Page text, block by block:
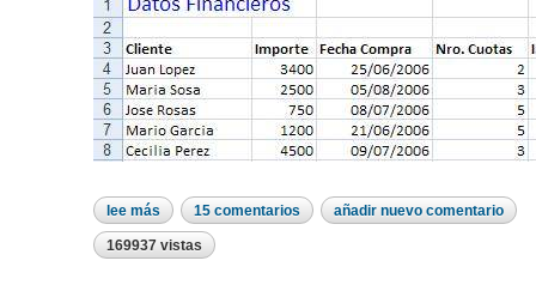
lee más sobre
ejercicio
práctico
03
15 comentarios añadir nuevo comentario
169937 vistas